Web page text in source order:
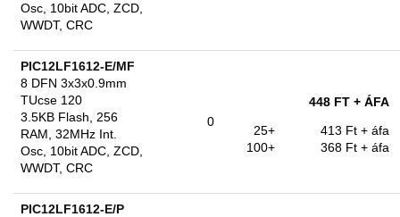
Osc, 10bit ADC, ZCD,
WWDT, CRC
PIC12LF1612-E/MF
8 DFN 3x3x0.9mm
TUcse 120
3.5KB Flash, 256
RAM, 32MHz Int.
Osc, 10bit ADC, ZCD,
WWDT, CRC
0
448 FT + ÁFA
25+
413 Ft + áfa
100+
368 Ft + áfa
PIC12LF1612-E/P